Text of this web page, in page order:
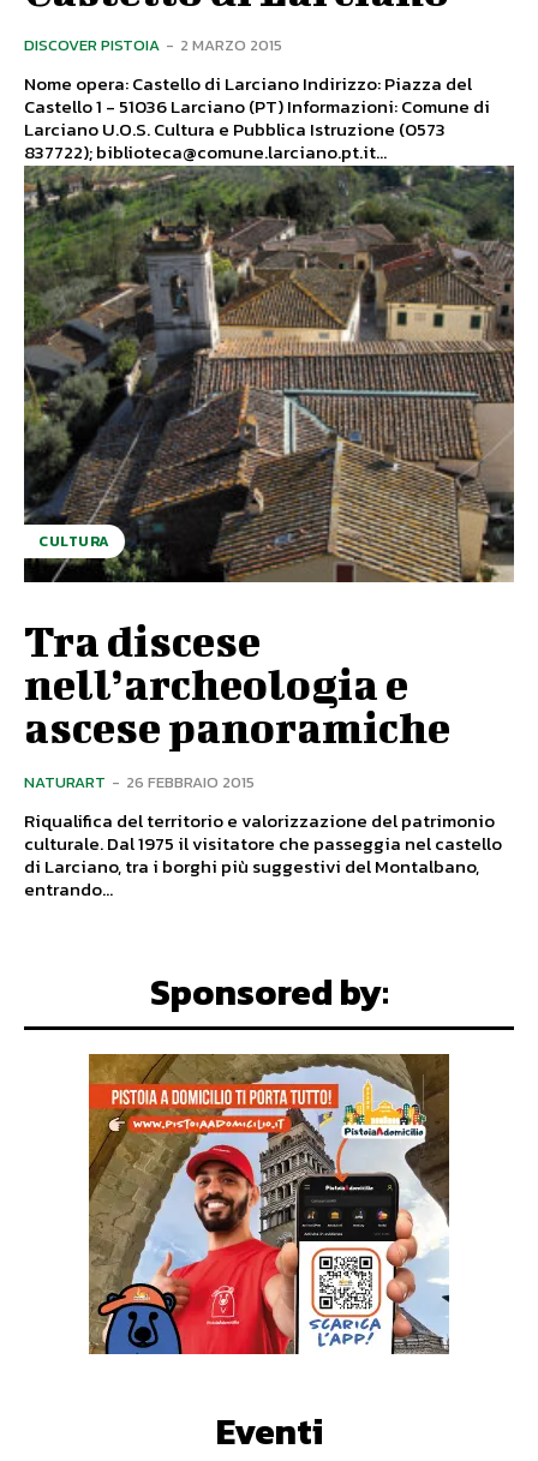
DISCOVER PISTOIA - 2 MARZO 2015
Nome opera: Castello di Larciano Indirizzo: Piazza del
Castello 1 - 51036 Larciano (PT) Informazioni: Comune di
Larciano U.O.S. Cultura e Pubblica Istruzione (0573
837722); biblioteca@comune.larciano.pt.it...
CULTURA
Tra discese
nell’archeologia e
ascese panoramiche
NATURART - 26 FEBBRAIO 2015
Riqualifica del territorio e valorizzazione del patrimonio
culturale. Dal 1975 il visitatore che passeggia nel castello
di Larciano, tra i borghi più suggestivi del Montalbano,
entrando...
Sponsored by:
Eventi